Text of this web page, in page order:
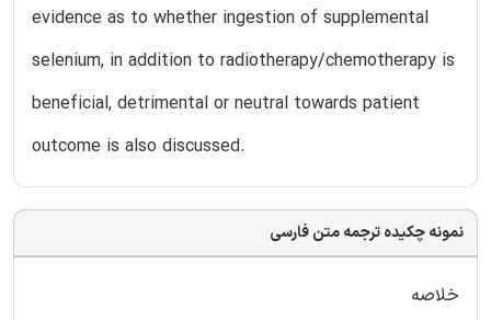
evidence as to whether ingestion of supplemental
selenium, in addition to radiotherapy/chemotherapy is
beneficial, detrimental or neutral towards patient
outcome is also discussed.
نمونه چکیده ترجمه متن فارسی
خلاصه